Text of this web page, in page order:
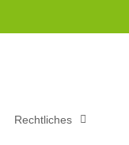
Rechtliches